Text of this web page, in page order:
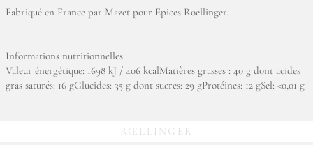
Fabriqué en France par Mazet pour Epices Roellinger.
Informations nutritionnelles:
Valeur énergétique: 1698 kJ / 406 kcalMatières grasses : 40 g dont acides
gras saturés: 16 gGlucides: 35 g dont sucres: 29 gProtéines: 12 gSel: <0,01 g
RŒLLINGER